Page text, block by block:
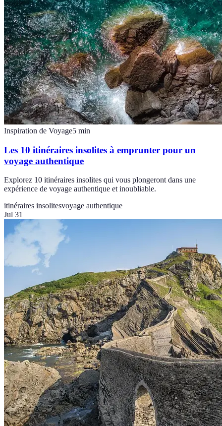
Inspiration de Voyage5 min
Les 10 itinéraires insolites à emprunter pour un
voyage authentique
Explorez 10 itinéraires insolites qui vous plongeront dans une
expérience de voyage authentique et inoubliable.
itinéraires insolitesvoyage authentique
Jul 31